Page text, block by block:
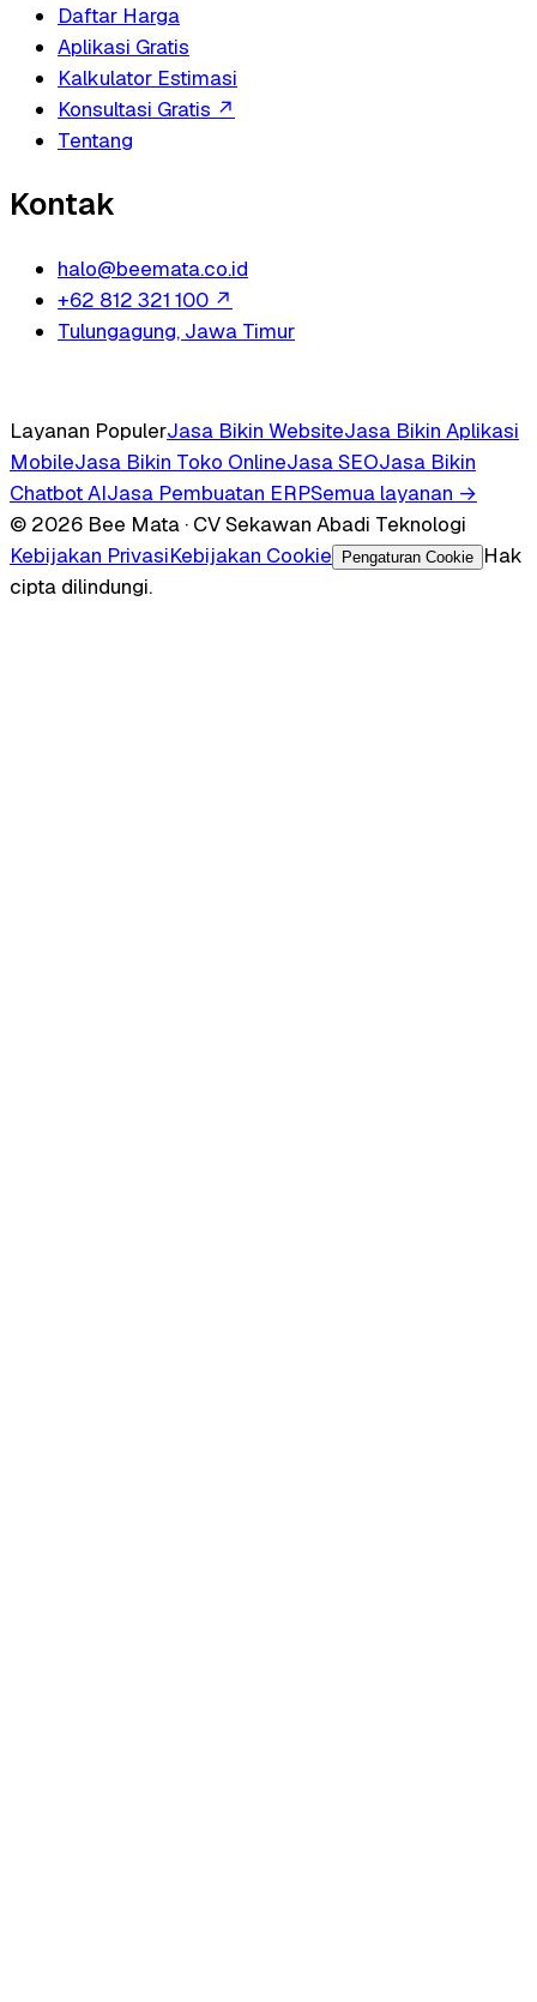
Daftar Harga
Aplikasi Gratis
Kalkulator Estimasi
Konsultasi Gratis ↗
Tentang
Kontak
halo@beemata.co.id
+62 812 321 100 ↗
Tulungagung, Jawa Timur
Layanan PopulerJasa Bikin WebsiteJasa Bikin Aplikasi
MobileJasa Bikin Toko OnlineJasa SEOJasa Bikin
Chatbot AIJasa Pembuatan ERPSemua layanan →
© 2026 Bee Mata · CV Sekawan Abadi Teknologi
Kebijakan PrivasiKebijakan Cookie Pengaturan Cookie
Hak
cipta dilindungi.